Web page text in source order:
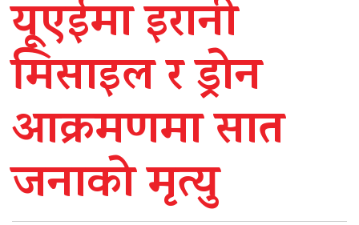
यूएईमा इरानी
मिसाइल र ड्रोन
आक्रमणमा सात
जनाको मृत्यु